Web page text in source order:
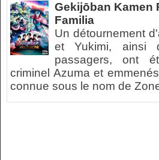
Gekijōban Kamen
Familia
Un détournement
et Yukimi, ainsi
passagers, ont
criminel Azuma et
connue sous le nom de